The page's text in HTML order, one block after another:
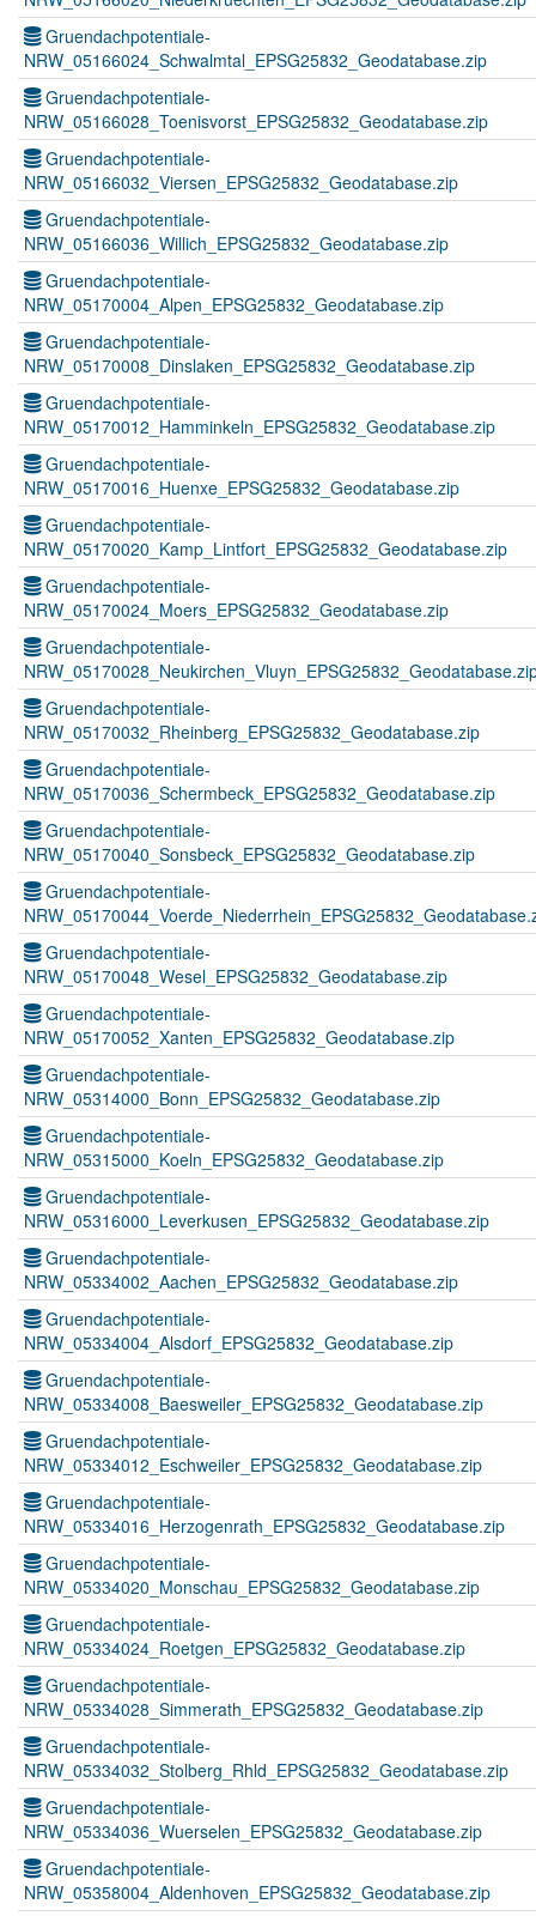
Gruendachpotentiale-
NRW_05166024_Schwalmtal_EPSG25832_Geodatabase.zip
Gruendachpotentiale-
NRW_05166028_Toenisvorst_EPSG25832_Geodatabase.zip
Gruendachpotentiale-
NRW_05166032_Viersen_EPSG25832_Geodatabase.zip
Gruendachpotentiale-
NRW_05166036_Willich_EPSG25832_Geodatabase.zip
Gruendachpotentiale-
NRW_05170004_Alpen_EPSG25832_Geodatabase.zip
Gruendachpotentiale-
NRW_05170008_Dinslaken_EPSG25832_Geodatabase.zip
Gruendachpotentiale-
NRW_05170012_Hamminkeln_EPSG25832_Geodatabase.zip
Gruendachpotentiale-
NRW_05170016_Huenxe_EPSG25832_Geodatabase.zip
Gruendachpotentiale-
NRW_05170020_Kamp_Lintfort_EPSG25832_Geodatabase.zip
Gruendachpotentiale-
NRW_05170024_Moers_EPSG25832_Geodatabase.zip
Gruendachpotentiale-
Gruendachpotentiale-
NRW_05170032_Rheinberg_EPSG25832_Geodatabase.zip
Gruendachpotentiale-
NRW_05170036_Schermbeck_EPSG25832_Geodatabase.zip
Gruendachpotentiale-
NRW_05170040_Sonsbeck_EPSG25832_Geodatabase.zip
Gruendachpotentiale-
Gruendachpotentiale-
NRW_05170048_Wesel_EPSG25832_Geodatabase.zip
Gruendachpotentiale-
NRW_05170052_Xanten_EPSG25832_Geodatabase.zip
Gruendachpotentiale-
NRW_05314000_Bonn_EPSG25832_Geodatabase.zip
Gruendachpotentiale-
NRW_05315000_Koeln_EPSG25832_Geodatabase.zip
Gruendachpotentiale-
NRW_05316000_Leverkusen_EPSG25832_Geodatabase.zip
Gruendachpotentiale-
NRW_05334002_Aachen_EPSG25832_Geodatabase.zip
Gruendachpotentiale-
NRW_05334004_Alsdorf_EPSG25832_Geodatabase.zip
Gruendachpotentiale-
NRW_05334008_Baesweiler_EPSG25832_Geodatabase.zip
Gruendachpotentiale-
NRW_05334012_Eschweiler_EPSG25832_Geodatabase.zip
Gruendachpotentiale-
NRW_05334016_Herzogenrath_EPSG25832_Geodatabase.zip
Gruendachpotentiale-
NRW_05334020_Monschau_EPSG25832_Geodatabase.zip
Gruendachpotentiale-
NRW_05334024_Roetgen_EPSG25832_Geodatabase.zip
Gruendachpotentiale-
NRW_05334028_Simmerath_EPSG25832_Geodatabase.zip
Gruendachpotentiale-
NRW_05334032_Stolberg_Rhld_EPSG25832_Geodatabase.zip
Gruendachpotentiale-
NRW_05334036_Wuerselen_EPSG25832_Geodatabase.zip
Gruendachpotentiale-
NRW_05358004_Aldenhoven_EPSG25832_Geodatabase.zip